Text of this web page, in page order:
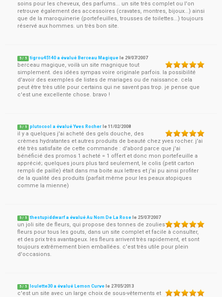
soins pour les cheveux, des parfums... un site très complet ou l'on
retrouve également des accessoires (cravates, montres, bijoux...) ainsi
que de la maroquinerie (portefeuilles, trousses de toilettes...) toujours
réservé aux hommes. un très bon site.
5 / 5 tigrou45140 a évalué Berceau Magique le 29/07/2007
berceau magique, voilà un site magnique tout
simplement. des idées sympas voire originale parfois. la possibilité
d'avoir des exemples de listes de mariages ou de naissance. cela
peut être très utile pour certains qui ne savent pas trop. je pense que
c'est une excellente chose. bravo !
5 / 5 plutocool a évalué Yves Rocher le11/02/2008
il y a quelques j'ai acheté des gels douche, des
crèmes hydratantes et autres produits de beauté chez yves rocher. j'ai
été très satisfaite de cette commande : d'abord parce que j'ai
bénéficié des promos 1 acheté = 1 offert et donc mon portefeuille a
apprécié; quelques jours plus tard seulement, le colis (petit carton
rempli de paille) était dans ma boite aux lettres et j'ai pu ainsi profiter
de la qualité des produits (parfait même pour les peaux atopiques
comme la mienne)
5 / 5 thestupiddwarf a évalué Au Nom De La Rose le 25/07/2007
un joli site de fleurs, qui propose des tonnes de zoulies
fleurs pour tous les gouts, dans un site complet et facile à consulter,
et des prix très avantageux. les fleurs arrivent très rapidement, et sont
toujours extrêmement bien emballées. c'est très utile pour plein
d'occasions.
5 / 5 loulette30 a évalué Lemon Curve le 27/05/2013
c'est un site avec un large choix de sous-vêtements et